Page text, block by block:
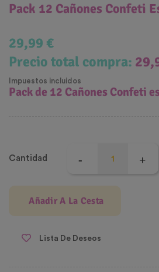
Pack 12 Cañones Confeti
29,99 €
Precio total compra:
Impuestos incluidos
Pack de 12 Cañones Confeti
Cantidad
Añadir A La Cesta
Lista De Deseos